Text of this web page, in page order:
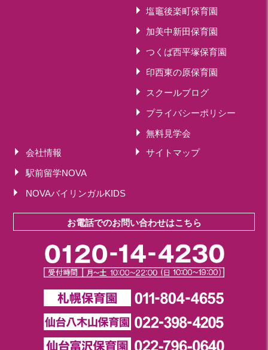
塩竈後楽町保育園
加美中新田保育園
つくば西平塚保育園
印西東の原保育園
スクールブログ
プライバシーポリシー
無料見学会
会社情報
サイトマップ
駅前留学NOVA
NOVAバイリンガルKIDS
お電話でのお問い合わせはこちら